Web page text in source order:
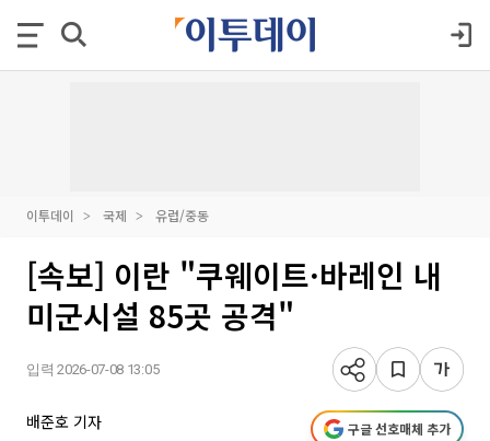
이투데이 국제 유럽/중동
[속보] 이란 "쿠웨이트·바레인 내
미군시설 85곳 공격"
입력 2026-07-08 13:05
배준호 기자 구글 선호매체 추가